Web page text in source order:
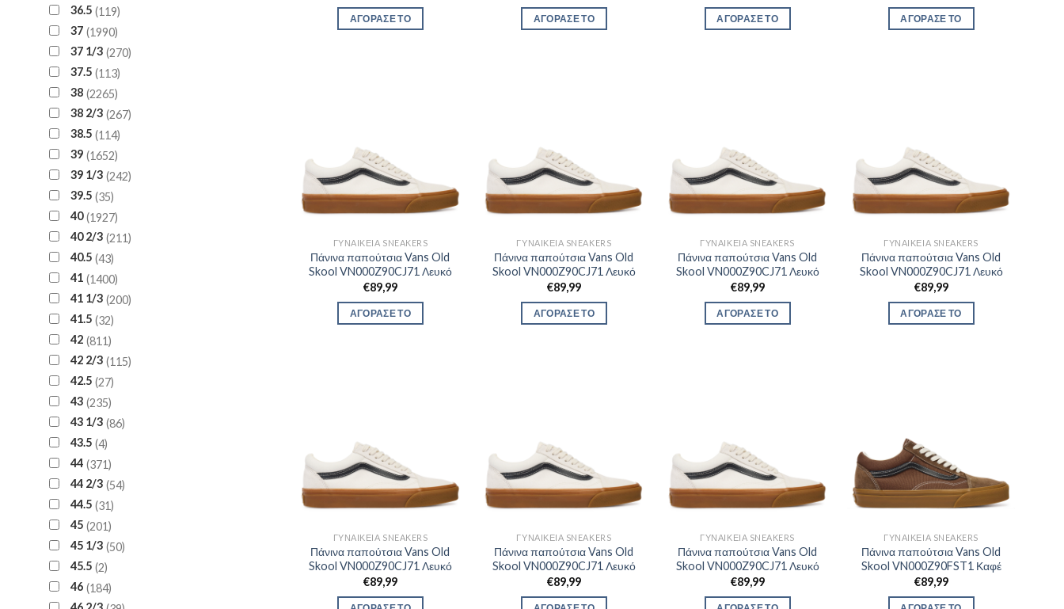
36.5 119
37 1990
37 1/3 270
37.5 113
38 2265
38 2/3 267
38.5 114
39 1652
39 1/3 242
39.5 35
40 1927
40 2/3 211
40.5 43
41 1400
41 1/3 200
41.5 32
42 811
42 2/3 115
42.5 27
43 235
43 1/3 86
43.5 4
44 371
44 2/3 54
44.5 31
45 201
45 1/3 50
45.5 2
46 184
ΑΓΟΡΑΣΕ ΤΟ ΑΓΟΡΑΣΕ ΤΟ ΑΓΟΡΑΣΕ ΤΟ ΑΓΟΡΑΣΕ ΤΟ
ΓΥΝΑΙΚΕΊΑ SNEAKERS
Πάνινα παπούτσια Vans Old
Skool VN000Z90CJ71 Λευκό
€89,99
ΑΓΟΡΑΣΕ ΤΟ
ΓΥΝΑΙΚΕΊΑ SNEAKERS
Πάνινα παπούτσια Vans Old
Skool VN000Z90CJ71 Λευκό
€89,99
ΑΓΟΡΑΣΕ ΤΟ
ΓΥΝΑΙΚΕΊΑ SNEAKERS
Πάνινα παπούτσια Vans Old
Skool VN000Z90CJ71 Λευκό
€89,99
ΑΓΟΡΑΣΕ ΤΟ
ΓΥΝΑΙΚΕΊΑ SNEAKERS
Πάνινα παπούτσια Vans Old
Skool VN000Z90CJ71 Λευκό
€89,99
ΑΓΟΡΑΣΕ ΤΟ
ΓΥΝΑΙΚΕΊΑ SNEAKERS
Πάνινα παπούτσια Vans Old
Skool VN000Z90CJ71 Λευκό
€89,99
ΓΥΝΑΙΚΕΊΑ SNEAKERS
Πάνινα παπούτσια Vans Old
Skool VN000Z90CJ71 Λευκό
€89,99
ΓΥΝΑΙΚΕΊΑ SNEAKERS
Πάνινα παπούτσια Vans Old
Skool VN000Z90CJ71 Λευκό
€89,99
ΓΥΝΑΙΚΕΊΑ SNEAKERS
Πάνινα παπούτσια Vans Old
Skool VN000Z90FST1 Καφέ
€89,99